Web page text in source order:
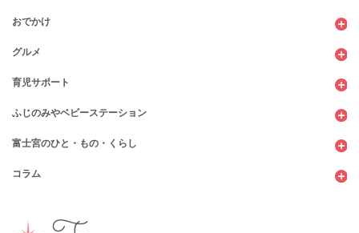
おでかけ
観光
ショッピング
図書館
公園
遊び
グルメ
カフェ・レストラン
パン
スウィーツ
お弁当・お惣菜
育児サポート
子育てサロン
支援センター
幼稚園・保育園・こども園
ふじのみやベビーステーション
コンビニ
公共施設
富士宮のひと・もの・くらし
行政サービス
コラム